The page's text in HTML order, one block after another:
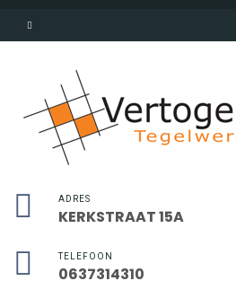
ADRES
KERKSTRAAT 15A
TELEFOON
0637314310